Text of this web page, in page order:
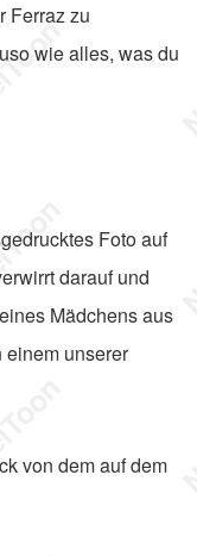
Ferraz zu
wie alles, was du
Foto auf
darauf und
Mädchens aus
unserer
von dem auf dem